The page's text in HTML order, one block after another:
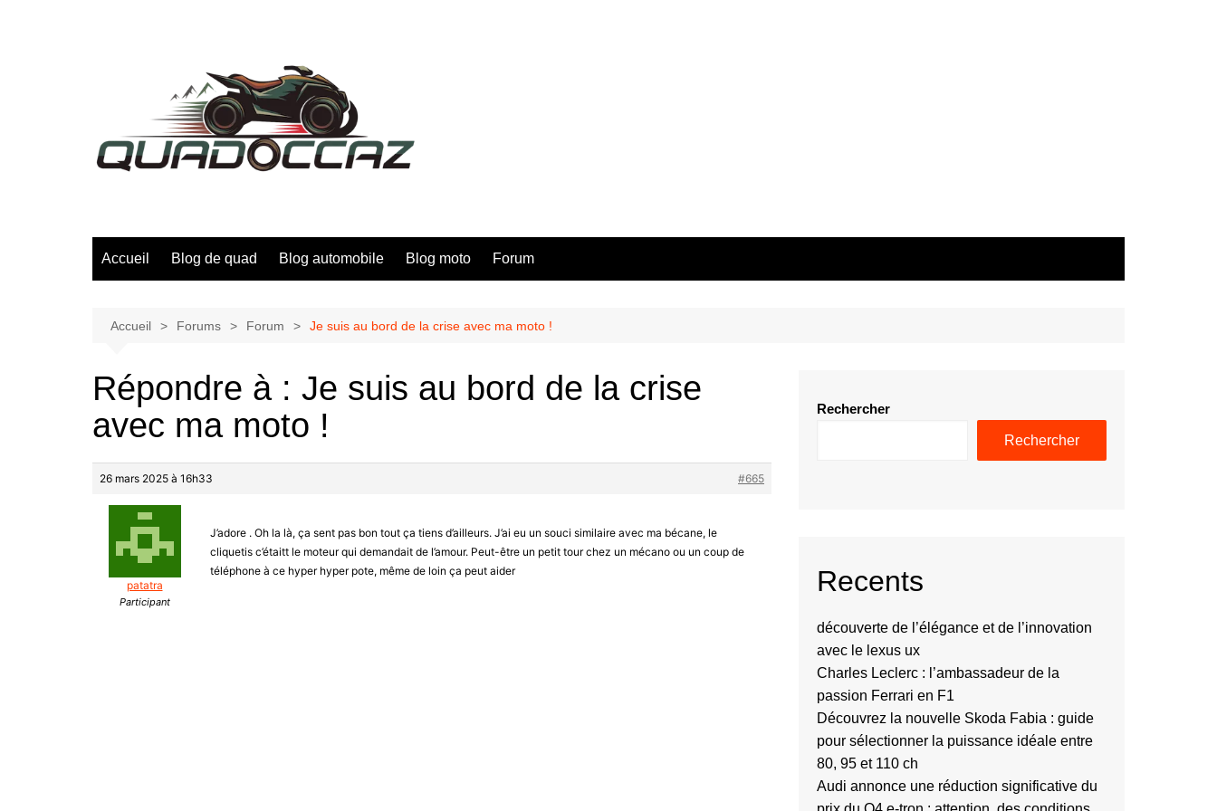
Accueil Blog de quad Blog automobile Blog moto Forum
Accueil Forums Forum Je suis au bord de la crise avec ma moto !
Répondre à : Je suis au bord de la crise
avec ma moto !
26 mars 2025 à 16h33 #665
patatra
Participant
J’adore . Oh la là, ça sent pas bon tout ça tiens d’ailleurs. J’ai eu un souci similaire avec ma bécane, le
cliquetis c’étaitt le moteur qui demandait de l’amour. Peut-être un petit tour chez un mécano ou un coup de
téléphone à ce hyper hyper pote, même de loin ça peut aider
Rechercher
Rechercher
Recents
découverte de l’élégance et de l’innovation
avec le lexus ux
Charles Leclerc : l’ambassadeur de la
passion Ferrari en F1
Découvrez la nouvelle Skoda Fabia : guide
pour sélectionner la puissance idéale entre
80, 95 et 110 ch
Audi annonce une réduction significative du